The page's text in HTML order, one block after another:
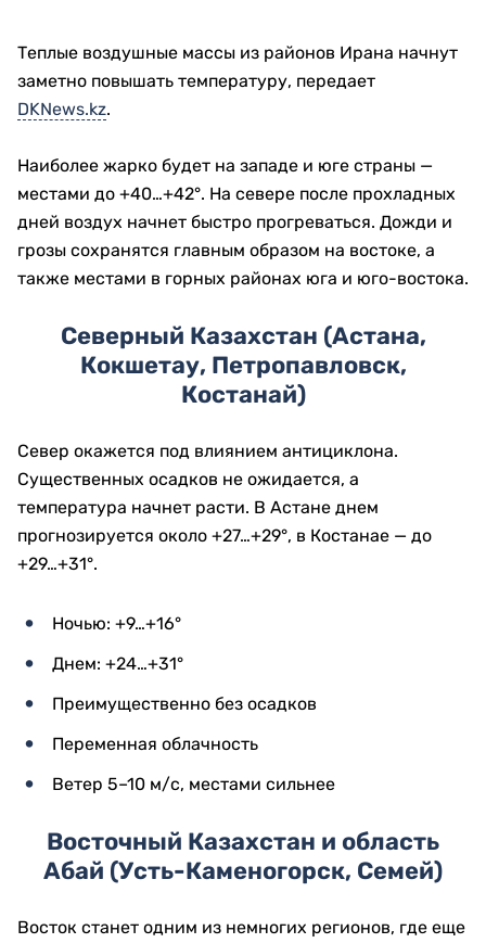
Теплые воздушные массы из районов Ирана начнут
заметно повышать температуру, передает
DKNews.kz.
Наиболее жарко будет на западе и юге страны —
местами до +40…+42°. На севере после прохладных
дней воздух начнет быстро прогреваться. Дожди и
грозы сохранятся главным образом на востоке, а
также местами в горных районах юга и юго-востока.
Северный Казахстан (Астана,
Кокшетау, Петропавловск,
Костанай)
Север окажется под влиянием антициклона.
Существенных осадков не ожидается, а
температура начнет расти. В Астане днем
прогнозируется около +27…+29°, в Костанае — до
+29…+31°.
Ночью: +9…+16°
Днем: +24…+31°
Преимущественно без осадков
Переменная облачность
Ветер 5–10 м/с, местами сильнее
Восточный Казахстан и область
Абай (Усть-Каменогорск, Семей)
Восток станет одним из немногих регионов, где еще